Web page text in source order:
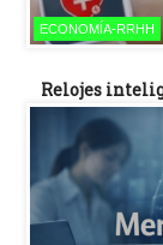
ECONOMÍA-RRHH
Relojes